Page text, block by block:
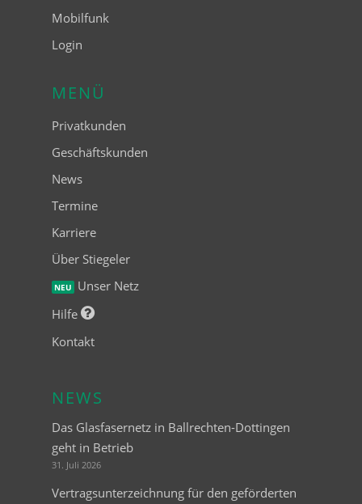
Mobilfunk
Login
MENÜ
Privatkunden
Geschäftskunden
News
Termine
Karriere
Über Stiegeler
NEU
Unser Netz
Hilfe
Kontakt
NEWS
Das Glasfasernetz in Ballrechten-Dottingen
geht in Betrieb
31. Juli 2026
Vertragsunterzeichnung für den geförderten